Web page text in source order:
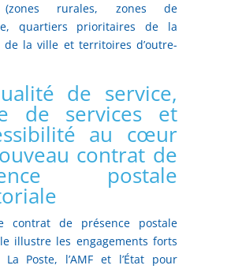
(zones rurales, zones de
quartiers prioritaires de la
de la ville et territoires d’outre-
de service,
de services et
au cœur
contrat de
postale
contrat de présence postale
illustre les engagements forts
Poste, l’AMF et l’État pour